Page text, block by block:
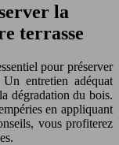
la
terrasse
pour préserver
entretien adéquat
dégradation du bois.
en appliquant
vous profiterez